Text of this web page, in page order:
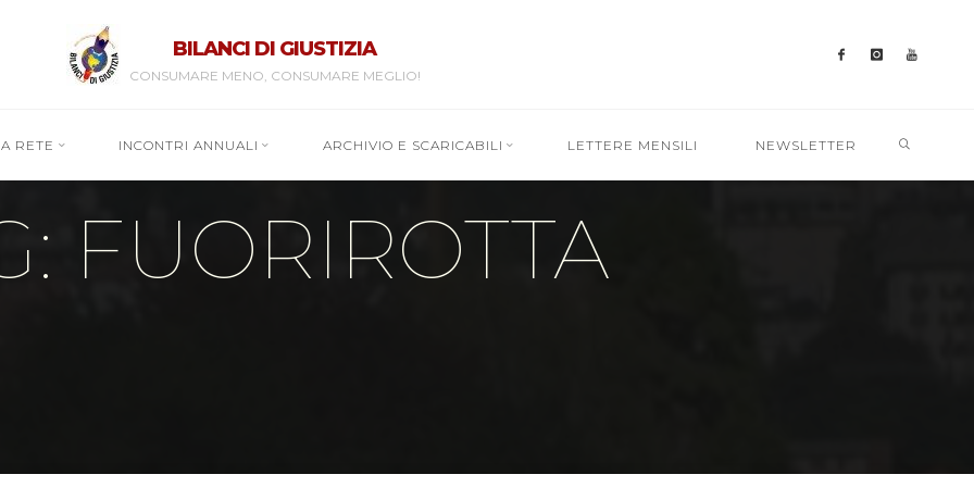
BILANCI DI GIUSTIZIA
CONSUMARE MENO, CONSUMARE MEGLIO!
RETE INCONTRI ANNUALI ARCHIVIO E SCARICABILI LETTERE MENSILI NEWSLETTER
FUORIROTTA